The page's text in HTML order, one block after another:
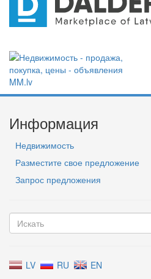
Информация
Недвижимость
Разместите свое предложение
Запрос предложения
LV RU EN